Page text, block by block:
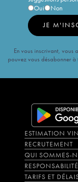
Oui
Non
JE
En vous inscrivant, vous
pouvez vous désabonner à
ESTIMATION
RECRUTEMENT
QUI SOMMES-
TARIFS ET